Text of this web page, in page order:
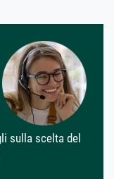
sulla scelta del